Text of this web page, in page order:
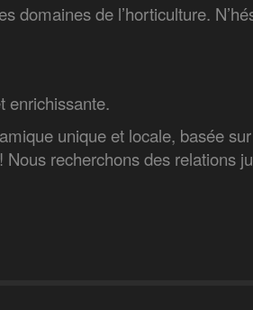
domaines de l’horticulture.
enrichissante.
unique et locale, basée
recherchons des relations